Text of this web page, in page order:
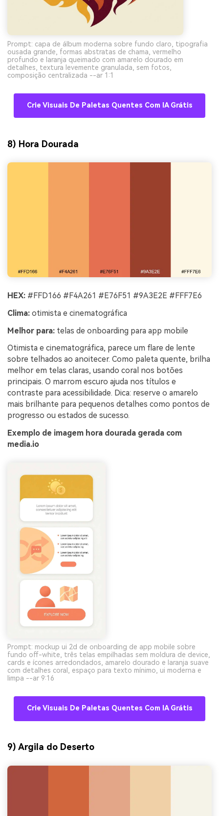
Prompt: capa de álbum moderna sobre fundo claro, tipografia
ousada grande, formas abstratas de chama, vermelho
profundo e laranja queimado com amarelo dourado em
detalhes, textura levemente granulada, sem fotos,
composição centralizada --ar 1:1
Crie Visuais De Paletas Quentes Com IA Grátis
8) Hora Dourada
HEX: #FFD166 #F4A261 #E76F51 #9A3E2E #FFF7E6
Clima: otimista e cinematográfica
Melhor para: telas de onboarding para app mobile
Otimista e cinematográfica, parece um flare de lente
sobre telhados ao anoitecer. Como paleta quente, brilha
melhor em telas claras, usando coral nos botões
principais. O marrom escuro ajuda nos títulos e
contraste para acessibilidade. Dica: reserve o amarelo
mais brilhante para pequenos detalhes como pontos de
progresso ou estados de sucesso.
Exemplo de imagem hora dourada gerada com
media.io
Prompt: mockup ui 2d de onboarding de app mobile sobre
fundo off-white, três telas empilhadas sem moldura de device,
cards e ícones arredondados, amarelo dourado e laranja suave
com detalhes coral, espaço para texto mínimo, ui moderna e
limpa --ar 9:16
Crie Visuais De Paletas Quentes Com IA Grátis
9) Argila do Deserto